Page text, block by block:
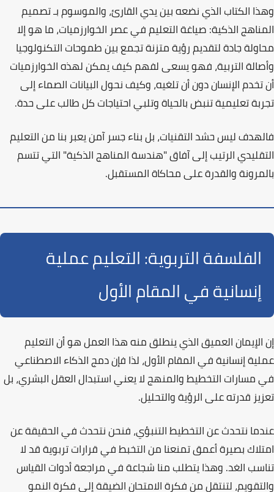
وهذا الكتاب الذي نضعه بين يدي القارئ، والموسوم بـتصميم
المناهج الذكية: صياغة التعليم في عصر الخوارزميات، ما هو إلا
محاولة جادة لتقديم رؤية متزنة تجمع بين طموحات التكنولوجيا
وأصالة التربية، فهو يسعى لفهم كيف يمكن لهذه الخوارزميات
أن تخدم الإنسان دون أن تلغيه، وكيف نحول البيانات الصماء إلى
تجربة تعليمية تنبض بالحياة وتلبي احتياجات كل طالب على حدة.
فالهدف ليس حشد التقنيات، بل بناء جسر آمن يعبر بنا من التعليم
التقليدي الرتيب إلى آفاق"هندسة المناهج الذكية"التي تتسم
بالمرونة والقدرة على محاكاة المستقبل.
الفلسفة التربوية: التعليم عملية
إنسانية في المقام الأول
إن الإيمان العميق الذي ينطلق منه هذا العمل هو أنالتعليم
عملية إنسانية في المقام الأول، لذا فإن دمج الذكاء الاصطناعي
في مسارات التخطيط والمنهج لا يعني استبدال العقل البشري، بل
تعزيز قدرته على الرؤية والتحليل.
عندما نتحدث عنالتخطيط التنبؤي، فنحن نتحدث في الحقيقة عن
امتلاك بصيرة أعمق تمنعنا من التخبط في قرارات تربوية قد لا
تناسب الغد. وهذا يتطلب منا شجاعة في مراجعة أدوات القياس
والتقويم، لتنتقل من فكرة الامتحان الضيقة إلى فكرةالنمو